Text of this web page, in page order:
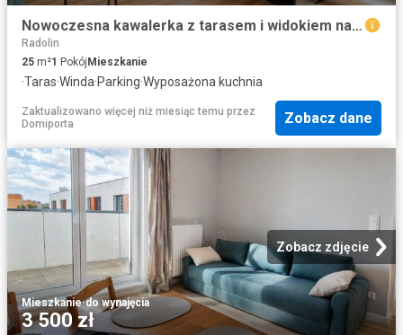
Nowoczesna kawalerka z tarasem i widokiem na stocznię
Radolin
25 m²1 PokójMieszkanie
·Taras·Winda·Parking·Wyposażona kuchnia
Zaktualizowano więcej niż miesiąc temu przez
Domiporta
Zobacz dane
Zobacz zdjęcie
Mieszkanie·do wynajęcia
3 500 zł